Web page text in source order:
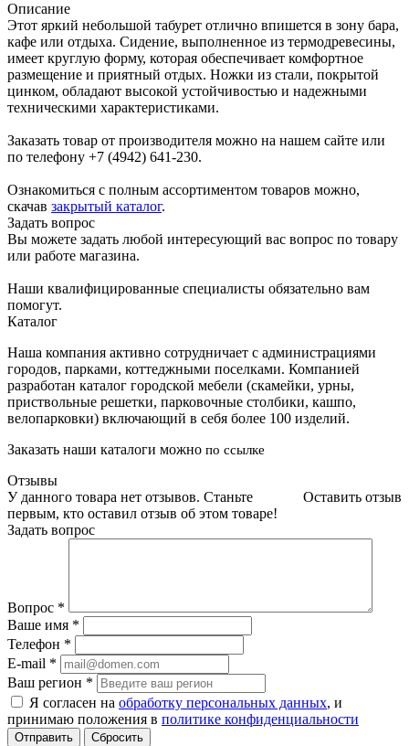
Описание
Этот яркий небольшой табурет отлично впишется в зону бара,
кафе или отдыха. Сидение, выполненное из термодревесины,
имеет круглую форму, которая обеспечивает комфортное
размещение и приятный отдых. Ножки из стали, покрытой
цинком, обладают высокой устойчивостью и надежными
техническими характеристиками.
Заказать товар от производителя можно на нашем сайте или
по телефону +7 (4942) 641-230.
Ознакомиться с полным ассортиментом товаров можно,
скачав закрытый каталог.
Задать вопрос
Вы можете задать любой интересующий вас вопрос по товару
или работе магазина.
Наши квалифицированные специалисты обязательно вам
помогут.
Каталог
Наша компания активно сотрудничает с администрациями
городов, парками, коттеджными поселками. Компанией
разработан каталог городской мебели (скамейки, урны,
приствольные решетки, парковочные столбики, кашпо,
велопарковки) включающий в себя более 100 изделий.
Заказать наши каталоги можно по ссылке
Отзывы
Оставить отзыв
У данного товара нет отзывов. Станьте
первым, кто оставил отзыв об этом товаре!
Задать вопрос
Вопрос *
Ваше имя *
Телефон *
E-mail *
Ваш регион *
Я согласен на обработку персональных данных, и
принимаю положения в политике конфиденциальности
Сбросить